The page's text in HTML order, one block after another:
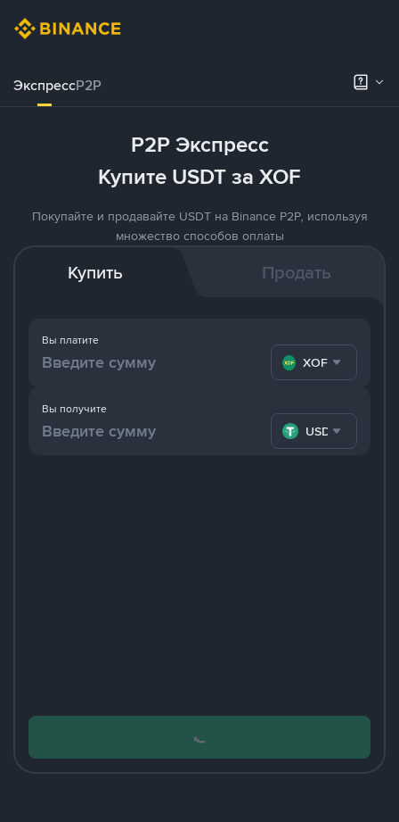
ЭкспрессP2P
P2P Экспресс
Купите USDT за XOF
Покупайте и продавайте USDT на Binance P2P, используя
множество способов оплаты
Купить Продать
Вы платите
XOF
Вы получите
USDT